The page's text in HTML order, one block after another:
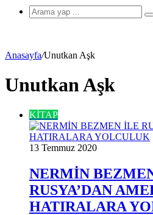
Anasayfa/Unutkan Aşk
Unutkan Aşk
KİTAP
13 Temmuz 2020
NERMİN
RUSYA’DAN
HATIRALARA